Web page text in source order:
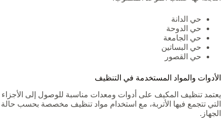
حي الدانة
حي الدوحة
حي الجامعة
حي البساتين
حي القصور
الأدوات والمواد المستخدمة في التنظيف
يعتمد تنظيف المكيف على أدوات ومعدات مناسبة للوصول إلى الأجزاء
التي تتجمع فيها الأتربة، مع استخدام مواد تنظيف مخصصة بحسب حالة
الجهاز.